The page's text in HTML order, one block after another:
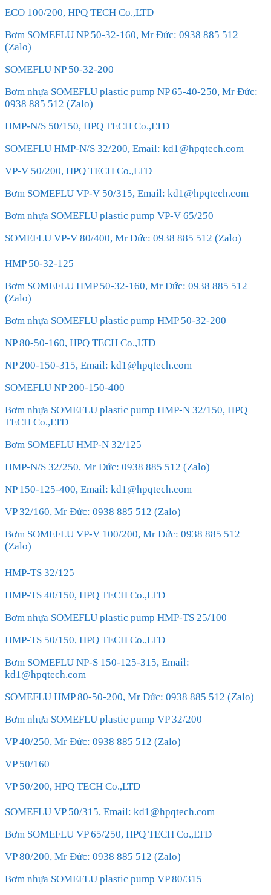
ECO 100/200, HPQ TECH Co.,LTD
Bơm SOMEFLU NP 50-32-160, Mr Đức: 0938 885 512
(Zalo)
SOMEFLU NP 50-32-200
Bơm nhựa SOMEFLU plastic pump NP 65-40-250, Mr Đức:
0938 885 512 (Zalo)
HMP-N/S 50/150, HPQ TECH Co.,LTD
SOMEFLU HMP-N/S 32/200, Email: kd1@hpqtech.com
VP-V 50/200, HPQ TECH Co.,LTD
Bơm SOMEFLU VP-V 50/315, Email: kd1@hpqtech.com
Bơm nhựa SOMEFLU plastic pump VP-V 65/250
SOMEFLU VP-V 80/400, Mr Đức: 0938 885 512 (Zalo)
HMP 50-32-125
Bơm SOMEFLU HMP 50-32-160, Mr Đức: 0938 885 512
(Zalo)
Bơm nhựa SOMEFLU plastic pump HMP 50-32-200
NP 80-50-160, HPQ TECH Co.,LTD
NP 200-150-315, Email: kd1@hpqtech.com
SOMEFLU NP 200-150-400
Bơm nhựa SOMEFLU plastic pump HMP-N 32/150, HPQ
TECH Co.,LTD
Bơm SOMEFLU HMP-N 32/125
HMP-N/S 32/250, Mr Đức: 0938 885 512 (Zalo)
NP 150-125-400, Email: kd1@hpqtech.com
VP 32/160, Mr Đức: 0938 885 512 (Zalo)
Bơm SOMEFLU VP-V 100/200, Mr Đức: 0938 885 512
(Zalo)
HMP-TS 32/125
HMP-TS 40/150, HPQ TECH Co.,LTD
Bơm nhựa SOMEFLU plastic pump HMP-TS 25/100
HMP-TS 50/150, HPQ TECH Co.,LTD
Bơm SOMEFLU NP-S 150-125-315, Email:
kd1@hpqtech.com
SOMEFLU HMP 80-50-200, Mr Đức: 0938 885 512 (Zalo)
Bơm nhựa SOMEFLU plastic pump VP 32/200
VP 40/250, Mr Đức: 0938 885 512 (Zalo)
VP 50/160
VP 50/200, HPQ TECH Co.,LTD
SOMEFLU VP 50/315, Email: kd1@hpqtech.com
Bơm SOMEFLU VP 65/250, HPQ TECH Co.,LTD
VP 80/200, Mr Đức: 0938 885 512 (Zalo)
Bơm nhựa SOMEFLU plastic pump VP 80/315